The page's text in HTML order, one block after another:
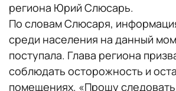
региона Юрий Слюсарь.
По словам Слюсаря,
среди населения на данный
поступала. Глава региона
соблюдать осторожность и
помещениях. «Прошу